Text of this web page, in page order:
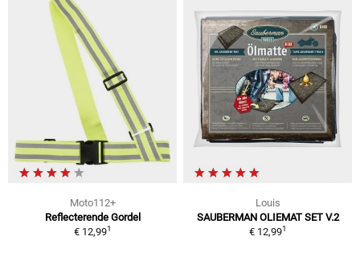
Moto112+
Reflecterende Gordel
€ 12,991
Louis
SAUBERMAN OLIEMAT SET V.2
€ 12,991